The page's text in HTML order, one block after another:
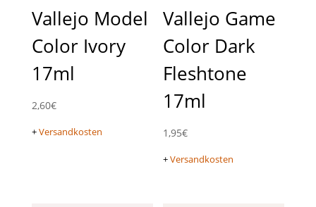
Vallejo Model
Color Ivory
17ml
2,60€
+Versandkosten
Vallejo Game
Color Dark
Fleshtone
17ml
1,95€
+Versandkosten